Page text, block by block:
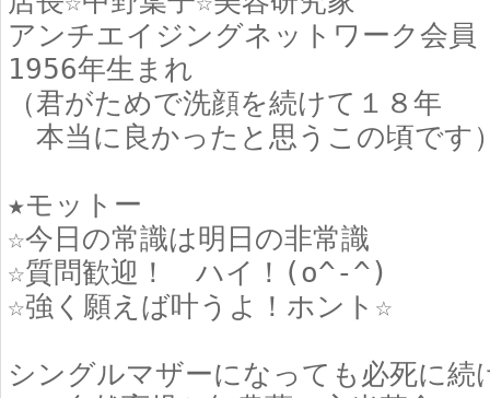
アンチエイジングネットワーク会員
1956年生まれ
（君がためで洗顔を続けて１８年
本当に良かったと思うこの頃です
★モットー
☆今日の常識は明日の非常識
☆質問歓迎！ ハイ！(o^-^)ゞ
☆強く願えば叶うよ！ホント☆
シングルマザーになっても必死に続